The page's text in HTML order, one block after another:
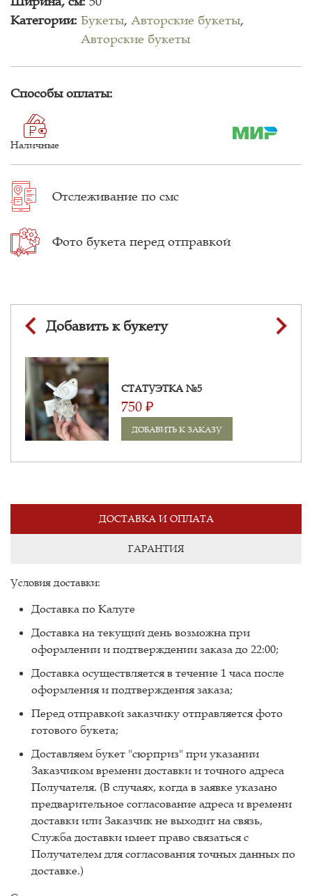
Категории: Букеты, Авторские букеты,
Авторские букеты
Способы оплаты:
Наличные
Отслеживание по смс
Фото букета перед отправкой
Добавить к букету
СТАТУЭТКА №5
750 ₽
ДОБАВИТЬ К ЗАКАЗУ
ГАРАНТИЯ
ДОСТАВКА И ОПЛАТА
Условия доставки:
Доставка по Калуге
Доставка на текущий день возможна при
оформлении и подтверждении заказа до 22:00;
Доставка осуществляется в течение 1 часа после
оформления и подтверждения заказа;
Перед отправкой заказчику отправляется фото
готового букета;
Доставляем букет "сюрприз" при указании
Заказчиком времени доставки и точного адреса
Получателя. (В случаях, когда в заявке указано
предварительное согласование адреса и времени
доставки или Заказчик не выходит на связь,
Служба доставки имеет право связаться с
Получателем для согласования точных данных по
доставке.)